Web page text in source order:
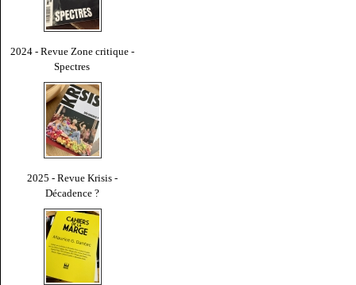
2024 - Revue Zone critique -
Spectres
2025 - Revue Krisis -
Décadence ?